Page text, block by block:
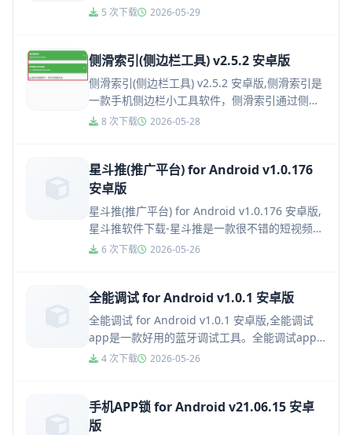
可以让用户轻松的实现把手机中的软件传输到电
5 次下载 2026-05-29
侧滑索引(侧边栏工具) v2.5.2 安卓版
侧滑索引(侧边栏工具) v2.5.2 安卓版,侧滑索引是
一款手机侧边栏小工具软件，侧滑索引通过侧边
栏的方式来帮助用户来快速的打开软件，轻轻的
8 次下载 2026-05-28
星斗推(推广平台) for Android v1.0.176
安卓版
星斗推(推广平台) for Android v1.0.176 安卓版,
星斗推软件下载-星斗推是一款很不错的短视频制
作推广平台，用户可以在这里轻松剪辑各种好...
6 次下载 2026-05-26
全能调试 for Android v1.0.1 安卓版
全能调试 for Android v1.0.1 安卓版,全能调试
app是一款好用的蓝牙调试工具。全能调试app
可以通过各种不同的方式来调试蓝牙、网络、
4 次下载 2026-05-26
手机APP锁 for Android v21.06.15 安卓
版